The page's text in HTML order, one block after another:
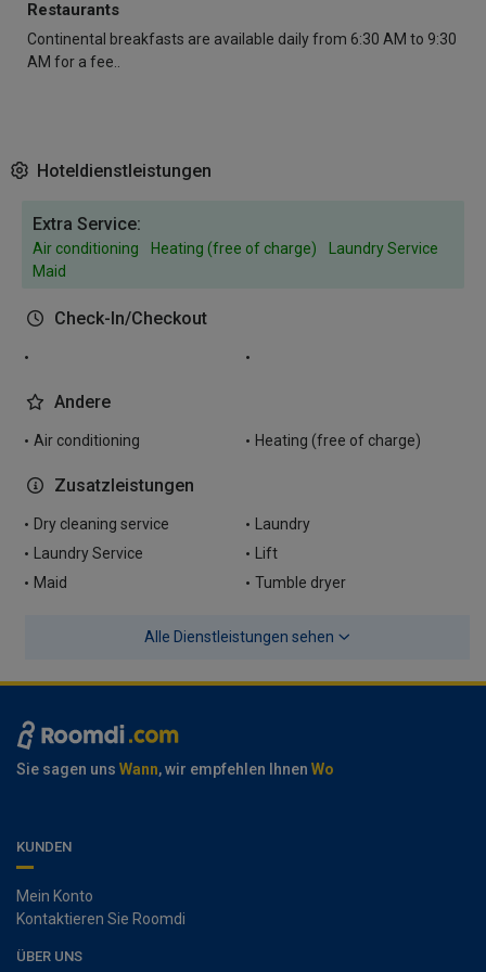
Restaurants
Continental breakfasts are available daily from 6:30 AM to 9:30
AM for a fee..
Hoteldienstleistungen
Extra Service:
Air conditioning Heating (free of charge)
Laundry Service
Maid
Check-In/Checkout
Andere
Air conditioning Heating (free of charge)
Zusatzleistungen
Dry cleaning service
Laundry
Laundry Service
Lift
Maid
Tumble dryer
Alle Dienstleistungen sehen
Sie sagen uns Wann, wir empfehlen Ihnen Wo
KUNDEN
Mein Konto
Kontaktieren Sie Roomdi
ÜBER UNS